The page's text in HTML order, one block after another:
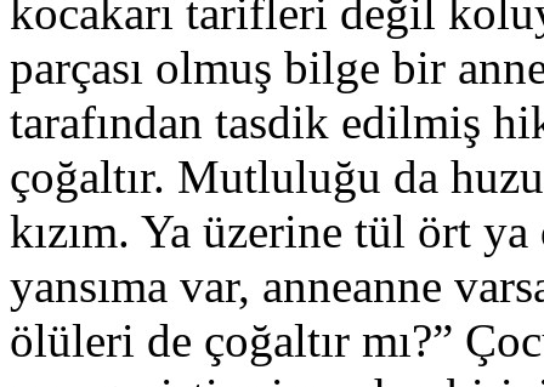
kocakarı tarifleri değil
parçası olmuş bilge bir
tarafından tasdik edilmiş
çoğaltır. Mutluluğu da
kızım. Ya üzerine tül ört ya
yansıma var, anneanne
ölüleri de çoğaltır mı?”